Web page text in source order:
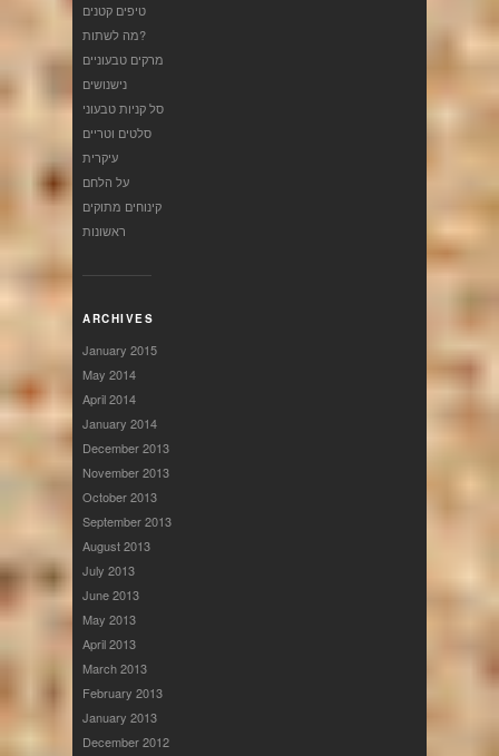
טיפים קטנים
מה לשתות?
מרקים טבעוניים
נישנושים
סל קניות טבעוני
סלטים וטריים
עיקרית
על הלחם
קינוחים מתוקים
ראשונות
ARCHIVES
January 2015
May 2014
April 2014
January 2014
December 2013
November 2013
October 2013
September 2013
August 2013
July 2013
June 2013
May 2013
April 2013
March 2013
February 2013
January 2013
December 2012